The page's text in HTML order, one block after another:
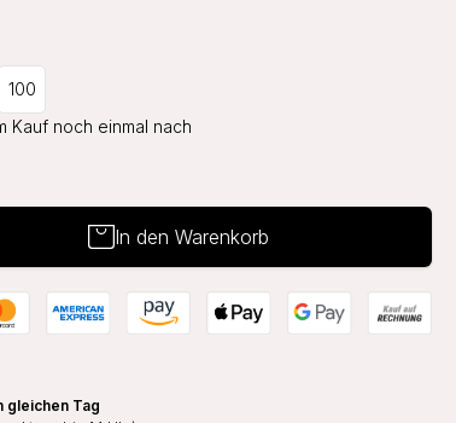
100
Kauf noch einmal nach
In den Warenkorb
gleichen Tag